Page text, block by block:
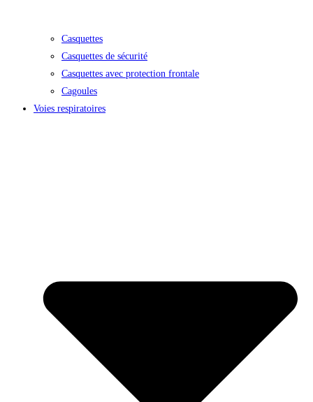
Casquettes
Casquettes de sécurité
Casquettes avec protection frontale
Cagoules
Voies respiratoires